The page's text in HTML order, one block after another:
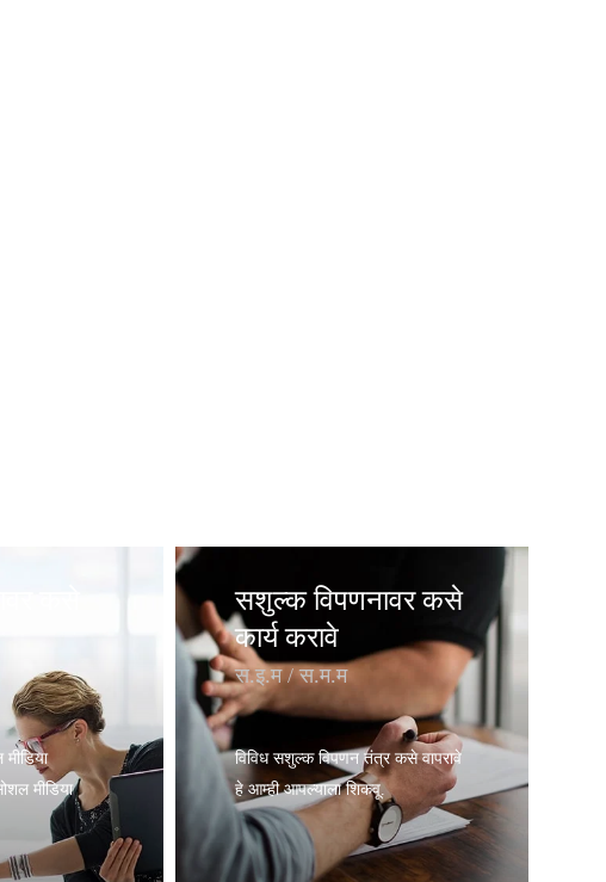
कसे
मीडिया
सशुल्क विपणनावर कसे
कार्य करावे
स.इ.म / स.म.म
विविध सशुल्क विपणन तंत्र कसे वापरावे
हे आम्ही आपल्याला शिकवू.